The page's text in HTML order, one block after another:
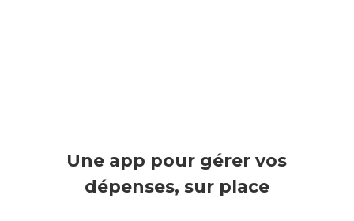
Une app pour gérer vos
dépenses, sur place